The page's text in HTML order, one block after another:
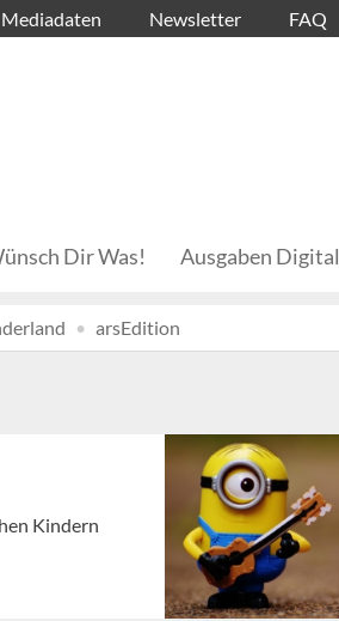
Mediadaten Newsletter FAQ
Dir Was! Ausgaben Digital
arsEdition
Kindern